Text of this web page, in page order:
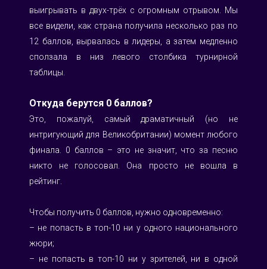
выигрывать в двух-трёх с огромным отрывом. Мы
все видели, как страна получила несколько раз по
12 баллов, вырвалась в лидеры, а затем медленно
сползала в низ левого столбика турнирной
таблицы.
Откуда берутся 0 баллов?
Это, пожалуй, самый драматичный (но не
интригующий для Великобритании) момент любого
финала. 0 баллов – это не значит, что за песню
никто не голосовал. Она просто не вошла в
рейтинг.
Чтобы получить 0 баллов, нужно одновременно:
– не попасть в топ-10 ни у одного национального
жюри;
– не попасть в топ-10 ни у зрителей, ни в одной